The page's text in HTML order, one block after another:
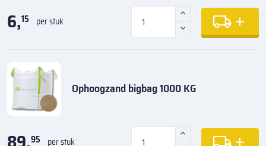
6,15 per stuk
Ophoogzand bigbag 1000 KG
95 per stuk